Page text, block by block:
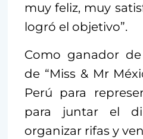
muy feliz, muy
logró el objetivo”.
Como ganador
de “Miss & Mr
Perú para
para juntar el
organizar rifas y